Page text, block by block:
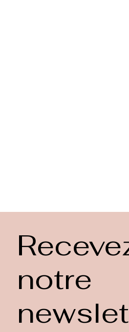
notre